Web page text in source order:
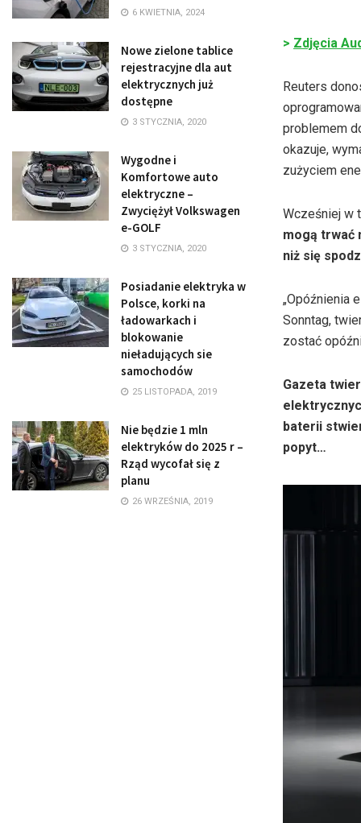
> Zdjęcia
Reuters
problemem
okazuje,
zużyciem
Wcześniej w
mogą trwać
niż się
„Opóźnienia
Sonntag,
zostać
Gazeta
baterii
popyt…
6 KWIETNIA, 2024
Nowe zielone tablice
rejestracyjne dla aut
elektrycznych już
dostępne
3 STYCZNIA, 2020
Wygodne i
Komfortowe auto
elektryczne –
Zwyciężył Volkswagen
e-GOLF
3 STYCZNIA, 2020
Posiadanie elektryka w
Polsce, korki na
ładowarkach i
blokowanie
nieładujących sie
samochodów
25 LISTOPADA, 2019
Nie będzie 1 mln
elektryków do 2025 r –
Rząd wycofał się z
planu
26 WRZEŚNIA, 2019